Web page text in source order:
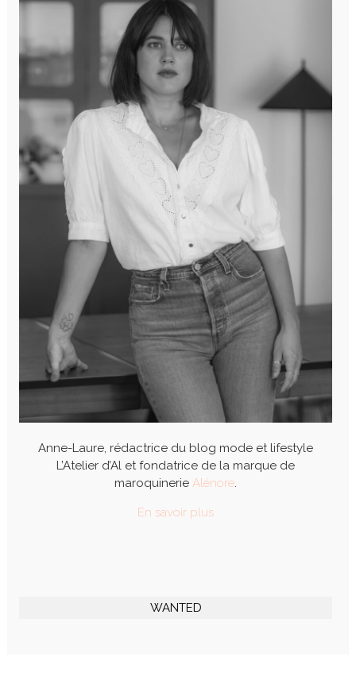
Anne-Laure, rédactrice du blog mode et lifestyle
L’Atelier d’Al et fondatrice de la marque de
maroquinerie Alénore.
En savoir plus
WANTED